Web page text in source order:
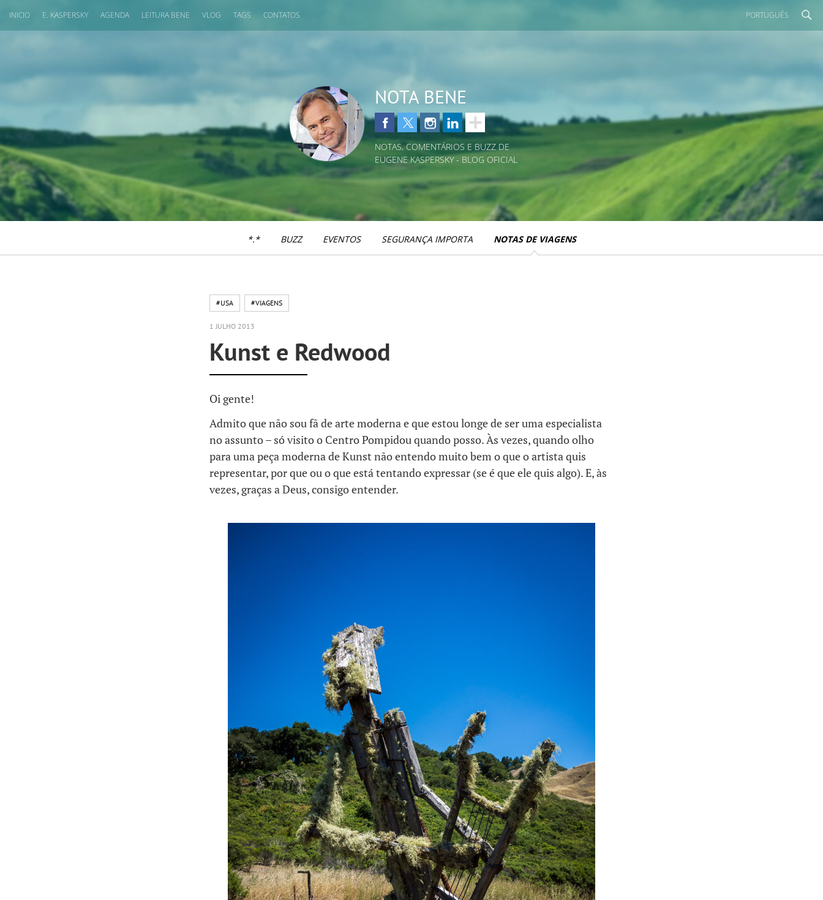
INICIO E. KASPERSKY AGENDA LEITURA BENE VLOG TAGS CONTATOS PORTUGUÊS
NOTA BENE
NOTAS, COMENTÁRIOS E BUZZ DE
EUGENE KASPERSKY - BLOG OFICIAL
*.* BUZZ EVENTOS SEGURANÇA IMPORTA NOTAS DE VIAGENS
#USA #VIAGENS
1 JULHO 2013
Kunst e Redwood
Oi gente!
Admito que não sou fã de arte moderna e que estou longe de ser uma especialista
no assunto – só visito o Centro Pompidou quando posso. Às vezes, quando olho
para uma peça moderna de Kunst não entendo muito bem o que o artista quis
representar, por que ou o que está tentando expressar (se é que ele quis algo). E, às
vezes, graças a Deus, consigo entender.